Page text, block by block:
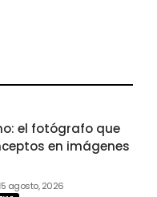
el fotógrafo que
en imágenes
5 agosto, 2026